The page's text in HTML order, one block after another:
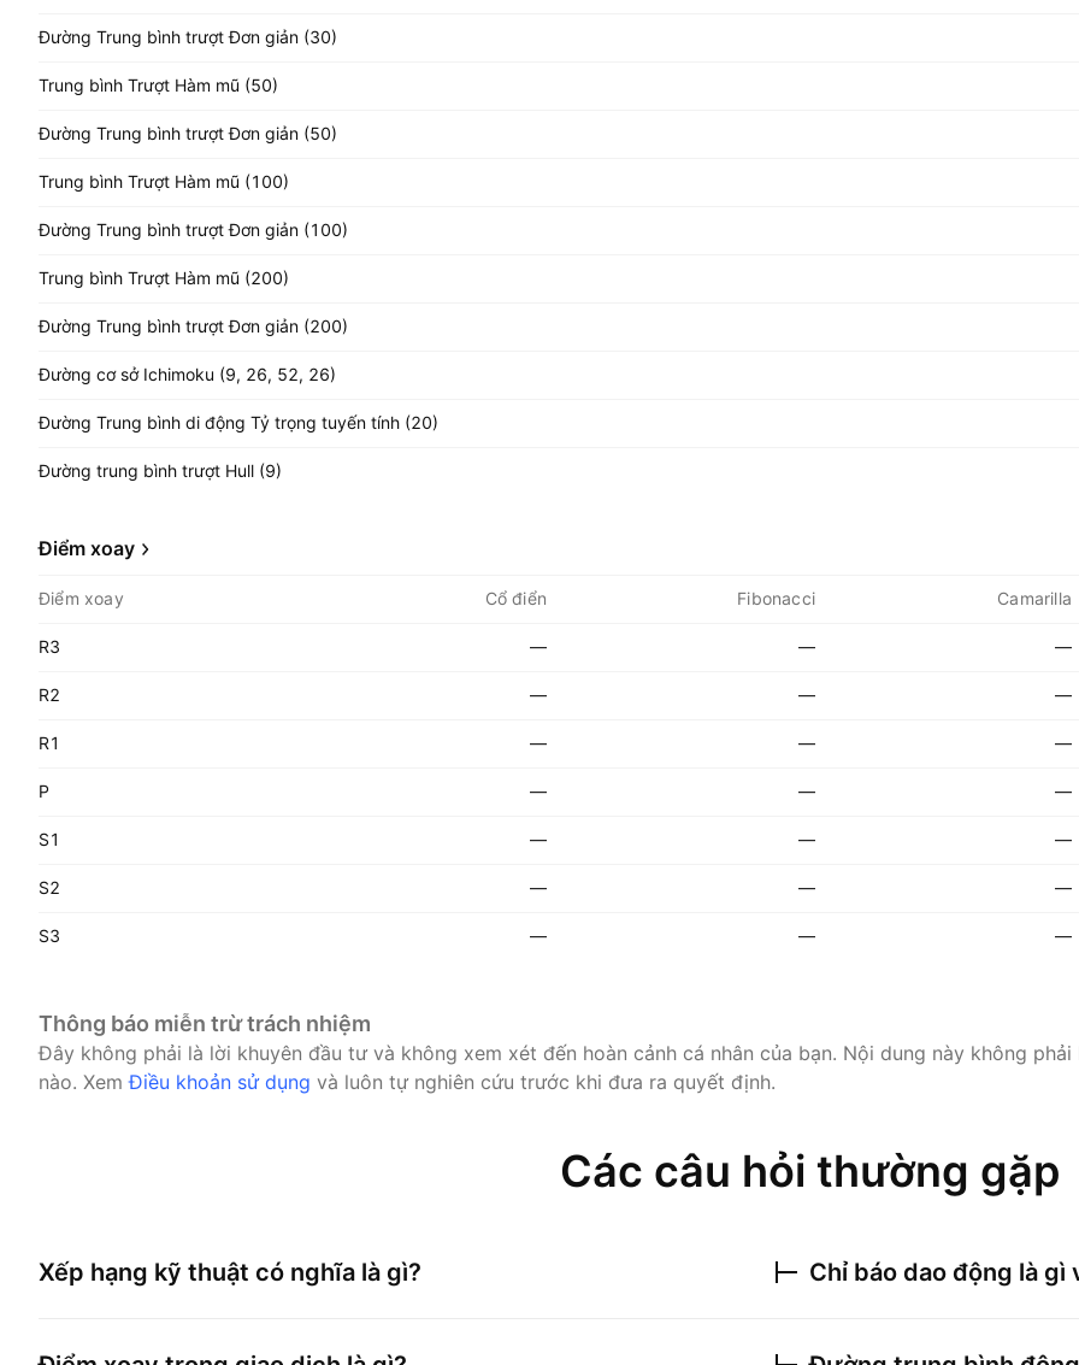
Đường Trung bình trượt Đơn giản (30)
Trung bình Trượt Hàm mũ (50)
Đường Trung bình trượt Đơn giản (50)
Trung bình Trượt Hàm mũ (100)
Đường Trung bình trượt Đơn giản (100)
Trung bình Trượt Hàm mũ (200)
Đường Trung bình trượt Đơn giản (200)
Đường cơ sở Ichimoku (9, 26, 52, 26)
Đường Trung bình di động Tỷ trọng tuyến tính (20)
Đường trung bình trượt Hull (9)
Điểm xoay
Điểm xoay Cổ điển Fibonacci Camarilla
R3 — — —
R2 — — —
R1 — — —
P — — —
S1 — — —
S2 — — —
S3 — — —
Thông báo miễn trừ trách nhiệm
Đây không phải là lời khuyên đầu tư và không xem xét đến hoàn cảnh cá nhân của bạn. Nội dung này không
nào. XemĐiều khoản sử dụng và luôn tự nghiên cứu trước khi đưa ra quyết định.
Các câu hỏi thường gặp
Xếp hạng kỹ thuật có nghĩa là gì? Chỉ báo dao động là gì